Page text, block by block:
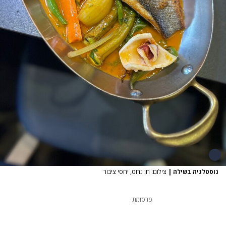
נוסטלגיה בשילה | צילום: חן גרוס, יחסי ציבור
פרסומת